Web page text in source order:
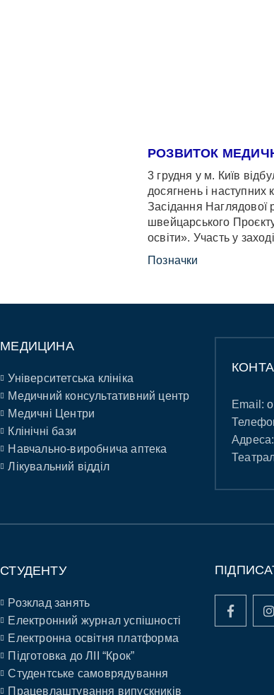
РОЗВИТОК
3 грудня у м. Київ
досягнень і наступних
Засідання Наглядової
швейцарського
освіти». Участь у
Позначки
МЕДИЦИНА
Університетська клініка
Медичний консультативний центр
Медичні Центри
Клінічні бази
Навчально-виробнича аптека
Лікувальний відділ
Email:
СТУДЕНТУ
Розклад занять
Електронний журнал успішності
Електронна освітня платформа
Підготовка до ЛІІ “Крок”
Студентське самоврядування
Працевлаштування випускників